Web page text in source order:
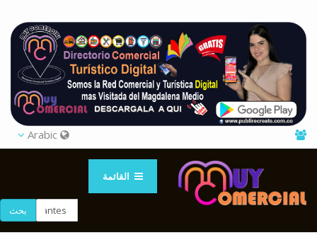
القائمة
بحث